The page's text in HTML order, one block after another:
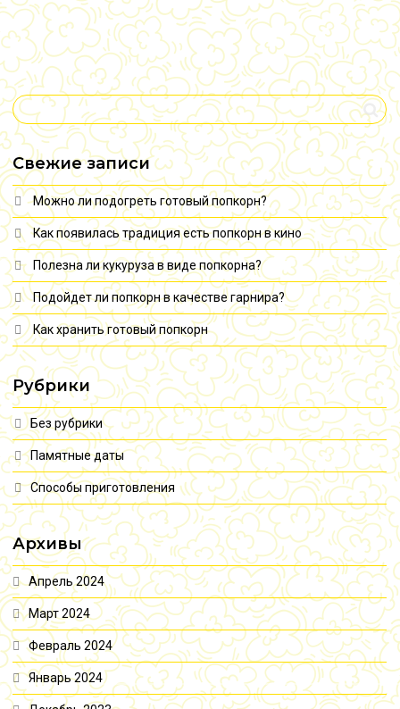
Свежие записи
Можно ли подогреть готовый попкорн?
Как появилась традиция есть попкорн в кино
Полезна ли кукуруза в виде попкорна?
Подойдет ли попкорн в качестве гарнира?
Как хранить готовый попкорн
Рубрики
Без рубрики
Памятные даты
Способы приготовления
Архивы
Апрель 2024
Март 2024
Февраль 2024
Январь 2024